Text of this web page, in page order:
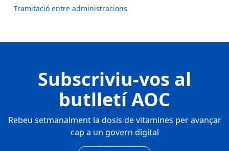
Tramitació entre administracions
Subscriviu-vos al
butlletí AOC
Rebeu setmanalment la dosis de vitamines per avançar
cap a un govern digital